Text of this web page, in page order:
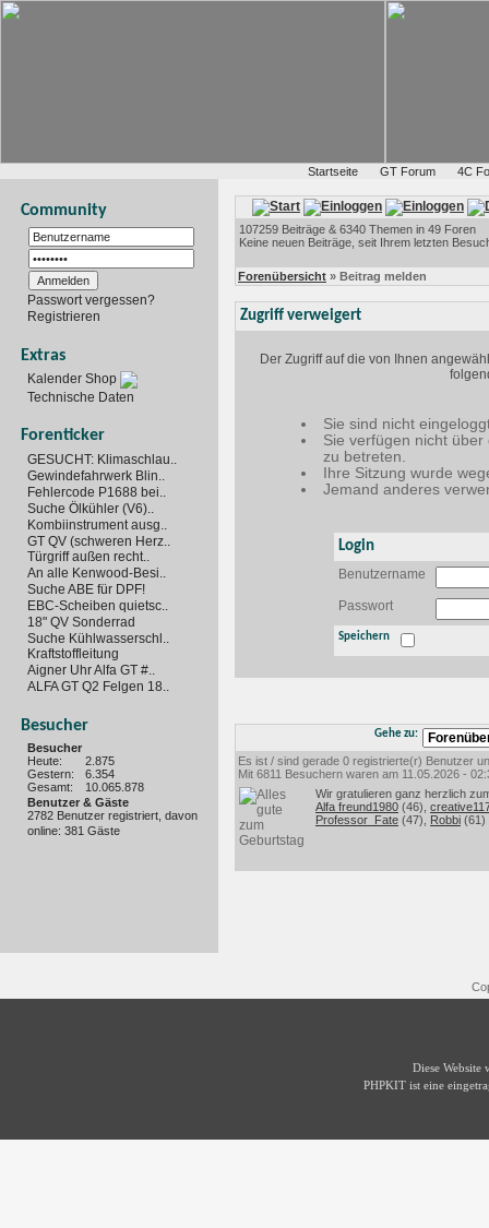
Startseite GT Forum 4C
Community
Passwort vergessen?
Registrieren
Extras
Kalender Shop
Technische Daten
Forenticker
GESUCHT: Klimaschlau..
Gewindefahrwerk Blin..
Fehlercode P1688 bei..
Suche Ölkühler (V6)..
Kombiinstrument ausg..
GT QV (schweren Herz..
Türgriff außen recht..
An alle Kenwood-Besi..
Suche ABE für DPF!
EBC-Scheiben quietsc..
18" QV Sonderrad
Suche Kühlwasserschl..
Kraftstoffleitung
Aigner Uhr Alfa GT #..
ALFA GT Q2 Felgen 18..
Besucher
Besucher
Heute:
2.875
Gestern:
6.354
Gesamt:
10.065.878
Benutzer & Gäste
2782 Benutzer registriert, davon
online: 381 Gäste
107259 Beiträge & 6340 Themen in 49 Foren
Keine neuen Beiträge, seit Ihrem letzten
Forenübersicht » Beitrag melden
Zugriff verweigert
Der Zugriff auf die von Ihnen
Sie sind nicht
Sie verfügen nicht
zu betreten.
Ihre Sitzung wurde
Jemand anderes
Login
Benutzername
Passwort
Speichern
Gehe zu:
Es ist / sind gerade 0 registrierte(r) Benutzer
Mit 6811 Besuchern waren am 11.05.2026 -
Wir gratulieren ganz herzlich
Alfa freund1980 (46),
Professor_Fate (47), Robbi (61)
Diese Website
PHPKIT ist eine